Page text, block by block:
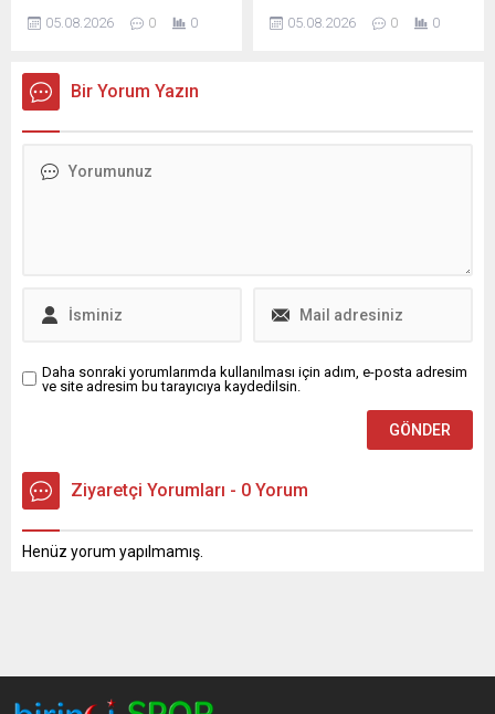
Eleme Turu ilk maçında
Sturm Graz'ı konuk ediyor.
Bu mücadele öncesi sarı-
bulundu. İşte o sözler...
05.08.2026 0 0
Eleme Turu ilk maçında
05.08.2026 0 0
Bir Yorum Yazın
Daha sonraki yorumlarımda kullanılması için adım, e-posta adresim
ve site adresim bu tarayıcıya kaydedilsin.
Ziyaretçi Yorumları - 0 Yorum
Henüz yorum yapılmamış.